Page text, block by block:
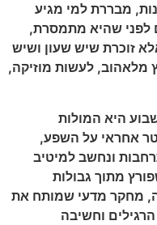
מבררת למי מגיע
לפני שהיא מתמסרת,
זוכרת שיש שעון ושיש
מלאהוב, לעשות מוזיקה,
היא המולות
אחראי על השפע,
ונחשב למיטיב
מתוך גבולות
מחקר מדעי שמותח את
וחשיבה